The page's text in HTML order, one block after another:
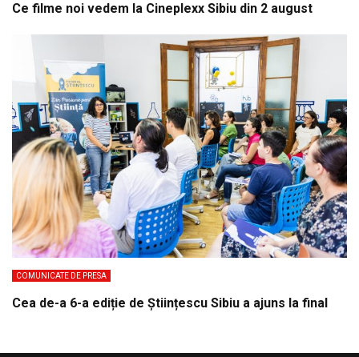
Ce filme noi vedem la Cineplexx Sibiu din 2 august
COMUNICATE DE PRESA
Cea de-a 6-a ediție de Științescu Sibiu a ajuns la final